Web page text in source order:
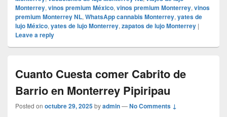
Monterrey, vinos premium México, vinos premium Monterrey, vinos
premium Monterrey NL, WhatsApp cannabis Monterrey, yates de
lujo México, yates de lujo Monterrey, zapatos de lujo Monterrey |
Leave a reply
Cuanto Cuesta comer Cabrito de
Barrio en Monterrey Pipiripau
Posted on octubre 29, 2025byadmin—No Comments ↓